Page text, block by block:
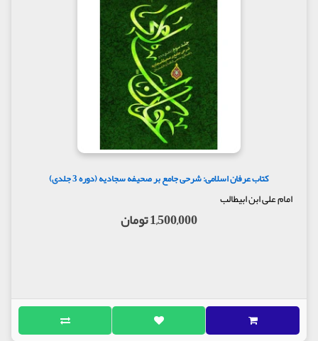
کتاب عرفان اسلامی: شرحی جامع بر صحیفه سجادیه (دوره 3 جلدی)
امام علی ابن ابیطالب
1,500,000 تومان